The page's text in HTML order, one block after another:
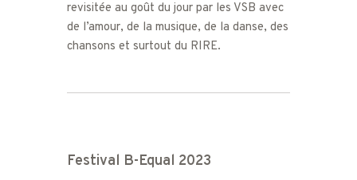
revisitée au goût du jour par les VSB avec
de l’amour, de la musique, de la danse, des
chansons et surtout du RIRE.
Festival B-Equal 2023